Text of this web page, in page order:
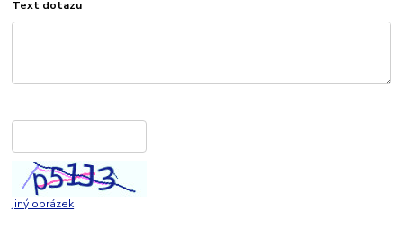
Text dotazu
jiný obrázek